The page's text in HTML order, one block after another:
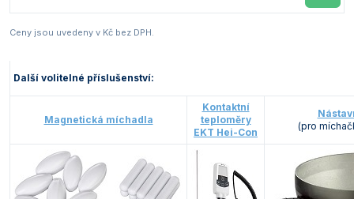
Ceny jsou uvedeny v Kč bez DPH.
Další volitelné příslušenství:
Magnetická míchadla
Kontaktní
teploměry
EKT Hei-Con
(pro